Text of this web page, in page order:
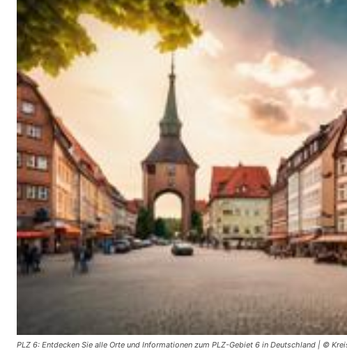
PLZ 6: Entdecken Sie alle Orte und Informationen zum PLZ-Gebiet 6 in Deutschland | ©